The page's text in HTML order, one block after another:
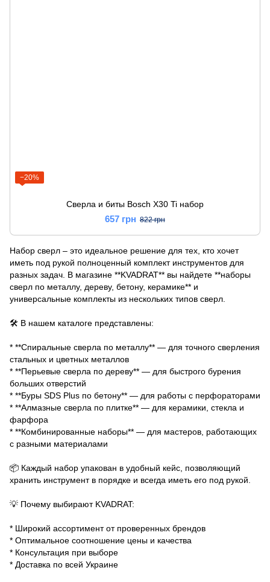
−20%
Сверла и биты Bosch X30 Ti набор
657 грн 822 грн
Набор сверл – это идеальное решение для тех, кто хочет
иметь под рукой полноценный комплект инструментов для
разных задач. В магазине **KVADRAT** вы найдете **наборы
сверл по металлу, дереву, бетону, керамике** и
универсальные комплекты из нескольких типов сверл.
🛠 В нашем каталоге представлены:
* **Спиральные сверла по металлу** — для точного сверления
стальных и цветных металлов
* **Перьевые сверла по дереву** — для быстрого бурения
больших отверстий
* **Буры SDS Plus по бетону** — для работы с перфораторами
* **Алмазные сверла по плитке** — для керамики, стекла и
фарфора
* **Комбинированные наборы** — для мастеров, работающих
с разными материалами
📦 Каждый набор упакован в удобный кейс, позволяющий
хранить инструмент в порядке и всегда иметь его под рукой.
💡 Почему выбирают KVADRAT:
* Широкий ассортимент от проверенных брендов
* Оптимальное соотношение цены и качества
* Консультация при выборе
* Доставка по всей Украине